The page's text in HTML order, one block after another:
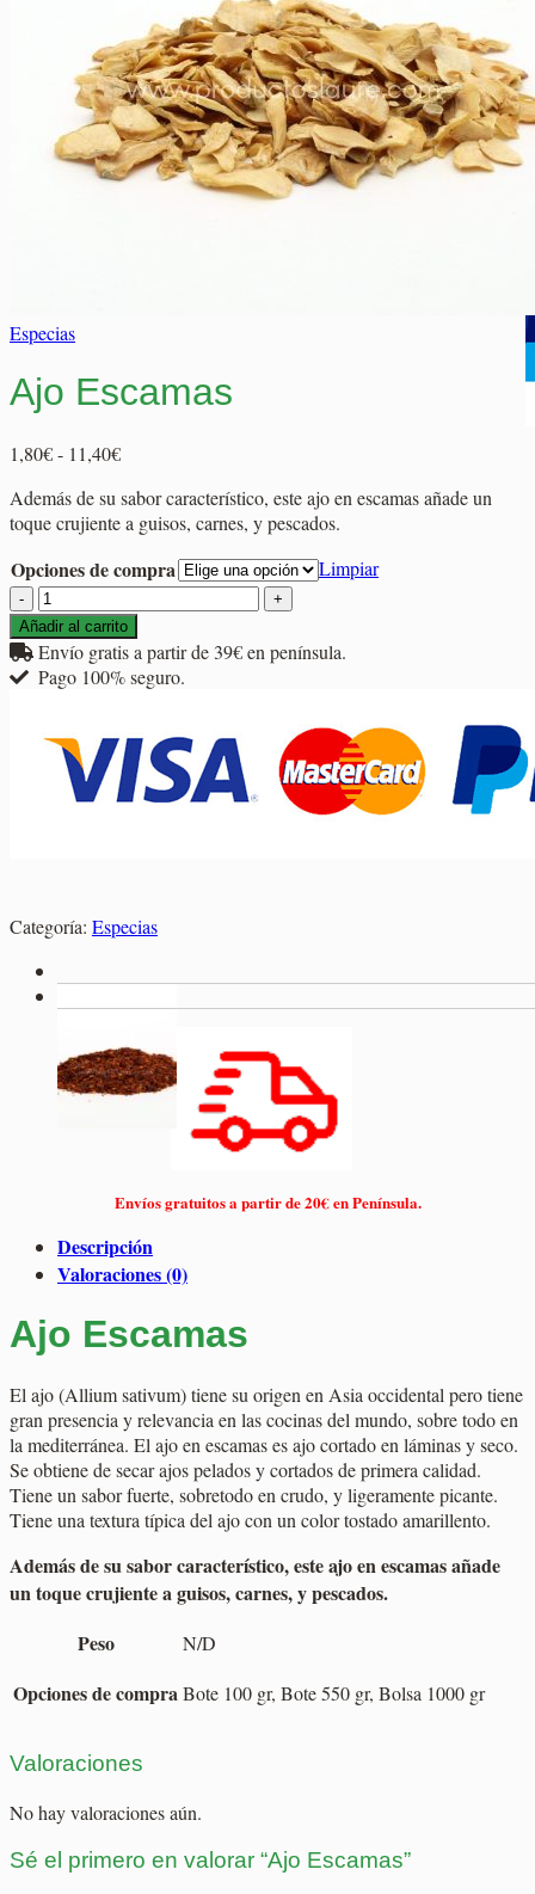
No hay productos en el carrito.
Volver a la tienda
No hay productos en el carrito.
Elaborados Cárnicos
Salsas y Siropes
Especias
Ajo Escamas
1,80€- 11,40€Rango
precios:
desde
hasta
Además de su sabor característico, este ajo en escamas añade un
toque crujiente a guisos, carnes, y pescados.
Opciones de compra
Limpiar
Ajo
Escamas
cantidad
Añadir al carrito
Envío gratis a partir de 39€ en península.
Pago 100% seguro.
Categoría: Especias
Envíos gratuitos a partir de 20€ en Península.
Descripción
Valoraciones (0)
Ajo Escamas
El ajo (Allium sativum) tiene su origen en Asia occidental pero tiene
gran presencia y relevancia en las cocinas del mundo, sobre todo en
la mediterránea. El ajo en escamas es ajo cortado en láminas y seco.
Se obtiene de secar ajos pelados y cortados de primera calidad.
Tiene un sabor fuerte, sobretodo en crudo, y ligeramente picante.
Tiene una textura típica del ajo con un color tostado amarillento.
Además de su sabor característico, este ajo en escamas añade
un toque crujiente a guisos, carnes, y pescados.
Peso
N/D
Opciones de compraBote 100 gr, Bote 550 gr, Bolsa 1000 gr
Valoraciones
No hay valoraciones aún.
Sé el primero en valorar “Ajo Escamas”